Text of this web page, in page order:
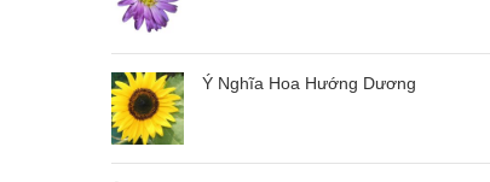
Ý Nghĩa Hoa Hướng Dương